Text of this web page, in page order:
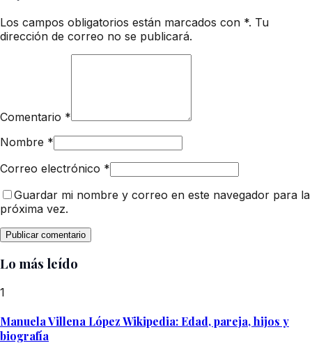
Los campos obligatorios están marcados con *. Tu
dirección de correo no se publicará.
Comentario *
Nombre *
Correo electrónico *
Guardar mi nombre y correo en este navegador para la
próxima vez.
Lo más leído
1
Manuela Villena López Wikipedia: Edad, pareja, hijos y
biografía